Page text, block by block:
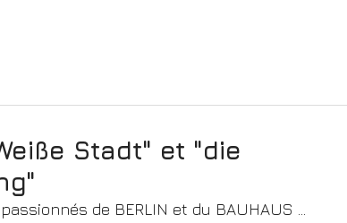
Stadt" et "die
de BERLIN et du BAUHAUS ...